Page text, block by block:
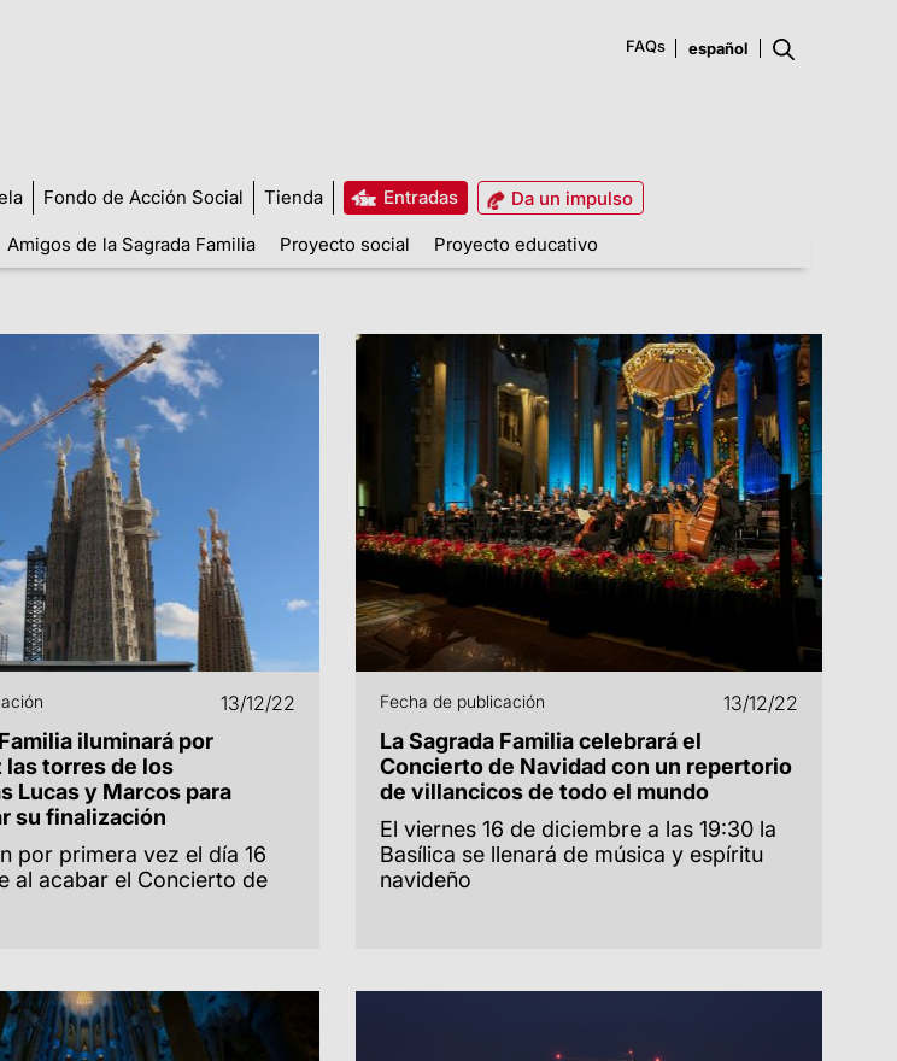
FAQs
Fondo de Acción Social Tienda Entradas
Da un impulso
Amigos de la Sagrada Familia Proyecto social Proyecto educativo
13/12/22
iluminará por
las torres de los
Lucas y Marcos para
su finalización
por primera vez el día 16
al acabar el Concierto de
Fecha de publicación 13/12/22
La Sagrada Familia celebrará el
Concierto de Navidad con un repertorio
de villancicos de todo el mundo
El viernes 16 de diciembre a las 19:30 la
Basílica se llenará de música y espíritu
navideño